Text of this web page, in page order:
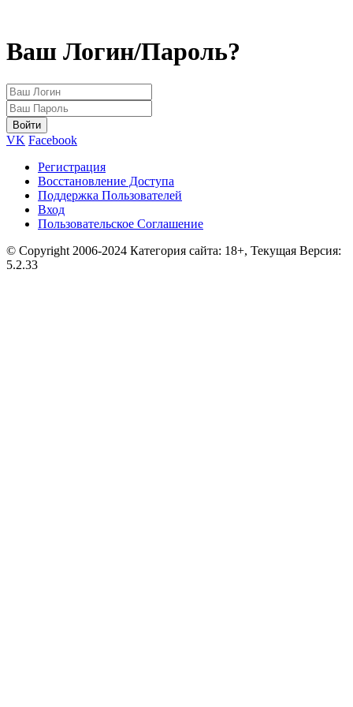
Ваш Логин/Пароль?
VK Facebook
Регистрация
Восстановление Доступа
Поддержка Пользователей
Вход
Пользовательское Соглашение
© Copyright 2006-2024 Категория сайта: 18+, Текущая Версия:
5.2.33